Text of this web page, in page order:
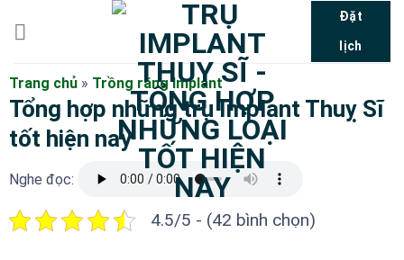
dung
Đặt
lịch
Trang chủ » Trồng răng Implant
Tổng hợp những trụ Implant Thuỵ Sĩ
tốt hiện nay
Nghe đọc:
4.5/5 - (42 bình chọn)